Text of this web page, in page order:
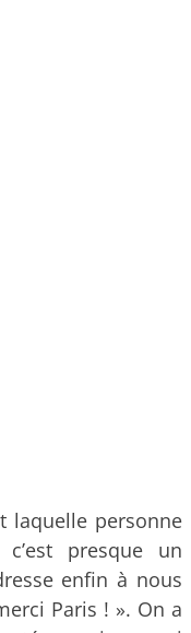
laquelle personne
presque un
enfin à nous
Paris ! ». On a